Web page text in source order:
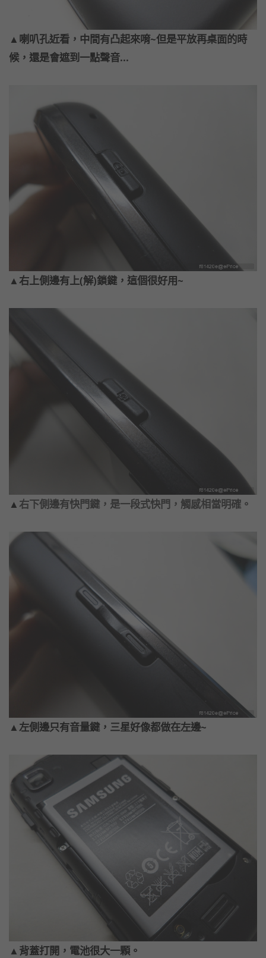
▲喇叭孔近看，中間有凸起來唷~但是平放再桌面的時
候，還是會遮到一點聲音...
▲右上側邊有上(解)鎖鍵，這個很好用~
▲ 右下側邊有快門鍵，是一段式快門，觸感相當明確。
▲左側邊只有音量鍵，三星好像都做在左邊~
▲背蓋打開，電池很大一顆。